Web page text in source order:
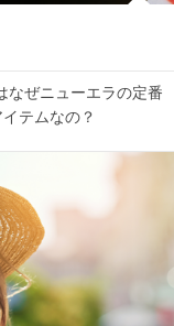
なぜニューエラの定番
テムなの？